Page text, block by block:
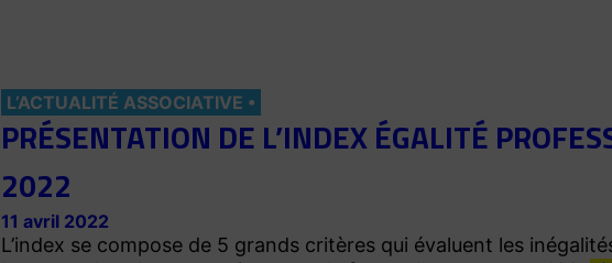
L’ACTUALITÉ ASSOCIATIVE
PRÉSENTATION DE L’INDEX ÉGALITÉ
2022
11 avril 2022
L’index se compose de 5 grands critères qui évaluent les